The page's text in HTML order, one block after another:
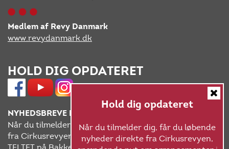
Medlem af Revy Danmark
www.revydanmark.dk
HOLD DIG OPDATERET
NYHEDSBREVE FRA CIRKUSREVYEN
Når du tilmelder dig, får du løbende nyheder direkte
fra Cirkusrevyen, spændende nyt om arrangementer i
Hold dig opdateret
Når du tilmelder dig, får du løbende
nyheder direkte fra Cirkusrevyen,